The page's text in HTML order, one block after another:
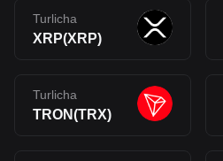
Turlicha
XRP(XRP)
Turlicha
TRON(TRX)